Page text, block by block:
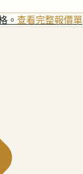
。 查看完整報價單